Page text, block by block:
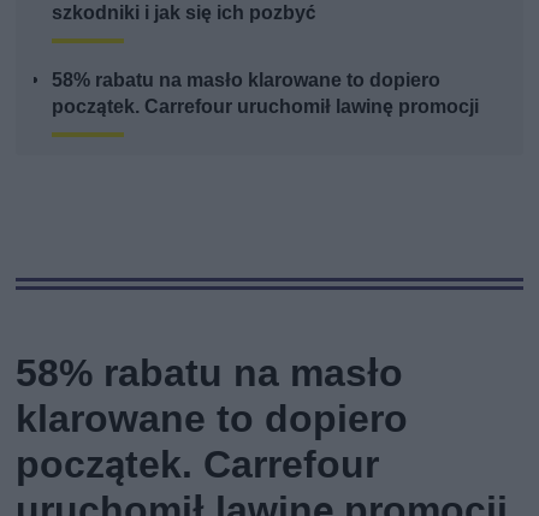
szkodniki i jak się ich pozbyć
58% rabatu na masło klarowane to dopiero
początek. Carrefour uruchomił lawinę promocji
58% rabatu na masło
klarowane to dopiero
początek. Carrefour